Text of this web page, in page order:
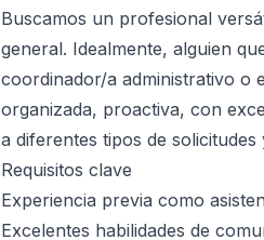
Buscamos un profesional
general. Idealmente, alguien
coordinador/a administrativo o
organizada, proactiva, con
a diferentes tipos de solicitudes
Requisitos clave
Experiencia previa como
Excelentes habilidades de